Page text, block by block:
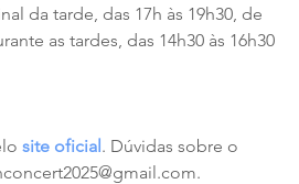
da tarde, das 17h às 19h30, de
as tardes, das 14h30 às 16h30
site oficial. Dúvidas sobre o